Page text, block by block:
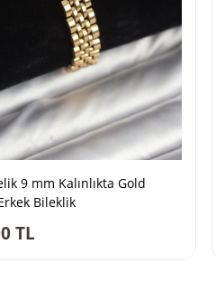
9 mm Kalınlıkta Gold
Bileklik
TL